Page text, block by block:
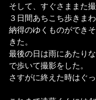
そして、すぐさままた撮
３日間あちこち歩きま
納得のゆくものができ
きた。
最後の日は雨にあたり
で歩いて撮影をした。
さすがに終えた時はぐっ